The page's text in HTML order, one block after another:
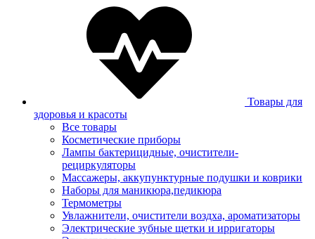
Товары для
здоровья и красоты
Все товары
Косметические приборы
Лампы бактерицидные, очистители-
рециркуляторы
Массажеры, аккупунктурные подушки и коврики
Наборы для маникюра,педикюра
Термометры
Увлажнители, очистители воздха, ароматизаторы
Электрические зубные щетки и ирригаторы